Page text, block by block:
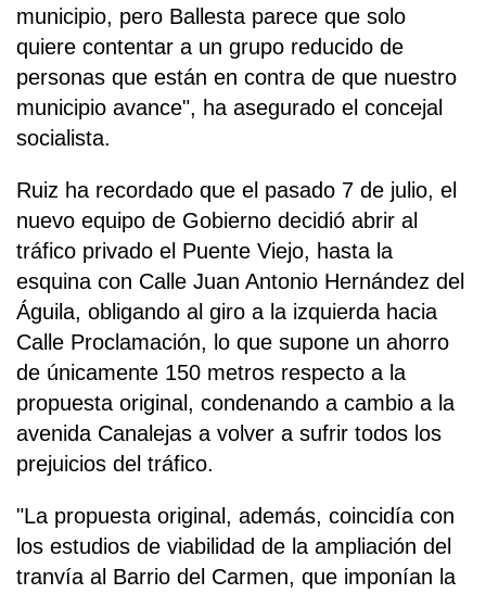
municipio, pero Ballesta parece que solo
quiere contentar a un grupo reducido de
personas que están en contra de que nuestro
municipio avance", ha asegurado el concejal
socialista.
Ruiz ha recordado que el pasado 7 de julio, el
nuevo equipo de Gobierno decidió abrir al
tráfico privado el Puente Viejo, hasta la
esquina con Calle Juan Antonio Hernández del
Águila, obligando al giro a la izquierda hacia
Calle Proclamación, lo que supone un ahorro
de únicamente 150 metros respecto a la
propuesta original, condenando a cambio a la
avenida Canalejas a volver a sufrir todos los
prejuicios del tráfico.
"La propuesta original, además, coincidía con
los estudios de viabilidad de la ampliación del
tranvía al Barrio del Carmen, que imponían la